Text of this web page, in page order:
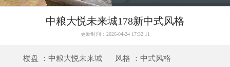
中粮大悦未来城178新中式风格
更新时间：2026-04-24 17:32:11
楼盘 ：中粮大悦未来城
风格 ：中式风格